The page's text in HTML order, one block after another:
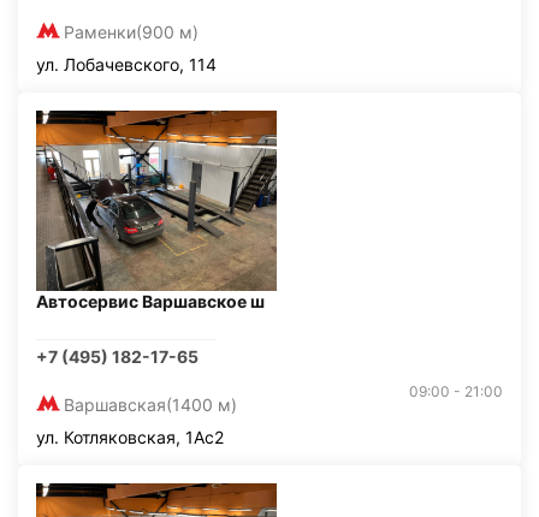
Раменки(900 м)
ул. Лобачевского, 114
Автосервис Варшавское ш
+7 (495) 182-17-65
Варшавская(1400 м)
09:00 - 21:00
ул. Котляковская, 1Ас2